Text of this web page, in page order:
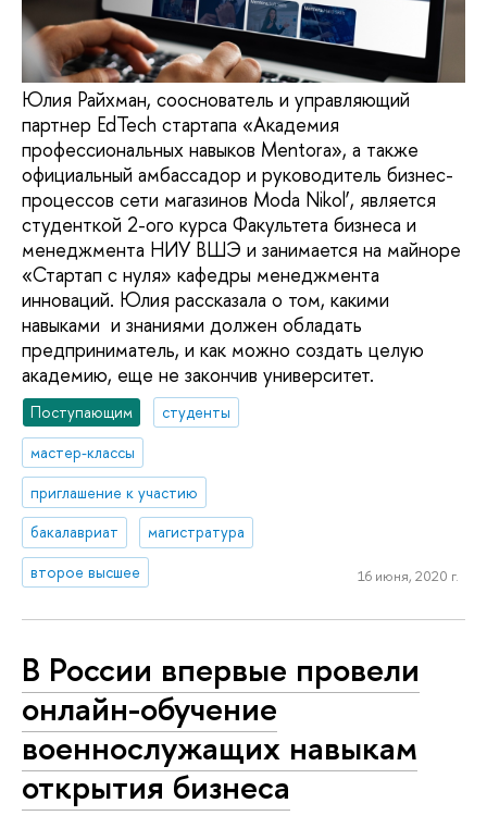
Юлия Райхман, сооснователь и управляющий
партнер EdTech стартапа «Академия
профессиональных навыков Mentora», а также
официальный амбассадор и руководитель бизнес-
процессов сети магазинов Moda Nikol’, является
студенткой 2-ого курса Факультета бизнеса и
менеджмента НИУ ВШЭ и занимается на майноре
«Стартап с нуля» кафедры менеджмента
инноваций. Юлия рассказала о том, какими
навыками и знаниями должен обладать
предприниматель, и как можно создать целую
академию, еще не закончив университет.
Поступающим
студенты
мастер-классы
приглашение к участию
бакалавриат
магистратура
второе высшее
16 июня, 2020 г.
В России впервые провели
онлайн-обучение
военнослужащих навыкам
открытия бизнеса